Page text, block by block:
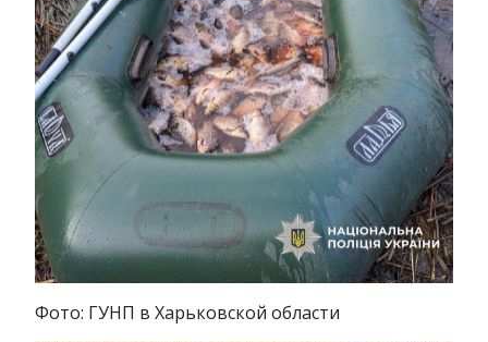
Фото: ГУНП в Харьковской области